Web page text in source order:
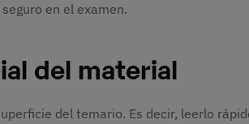
en el examen.
del material
del temario. Es decir, leerlo